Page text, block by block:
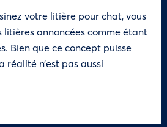
votre litière pour chat, vous
litières annoncées comme étant
Bien que ce concept puisse
réalité n’est pas aussi